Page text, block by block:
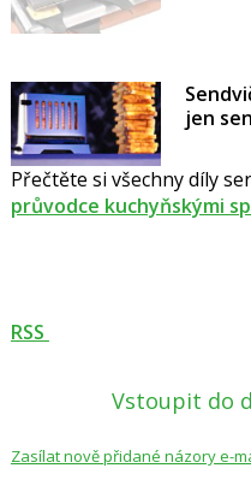
jen
Přečtěte si všechny díly
průvodce kuchyňskými
RSS
Vstoupit do
Zasílat nově přidané názory e-